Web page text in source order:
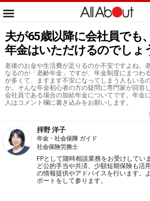
夫が65歳以降に会社員でも
年金はいただけるのでしょ
老後のお金や生活費が足りるのか不安ですよね。
なるのが「老齢年金」ですが、年金制度にまつわ
が多くて、ますます不安になってしまう人もいる
か。そんな年金初心者の方の疑問に専門家が回答
会社員である場合の加給年金についてです。年金
人はコメント欄に書き込みをお願いします。
拝野 洋子
年金・社会保障 ガイド
社会保険労務士
FPとして随時相談業務をお受けしてい
ど公的手当や共済、少額短期保険も活
の情報提供やアドバイスを行います。
ポートをして参ります。